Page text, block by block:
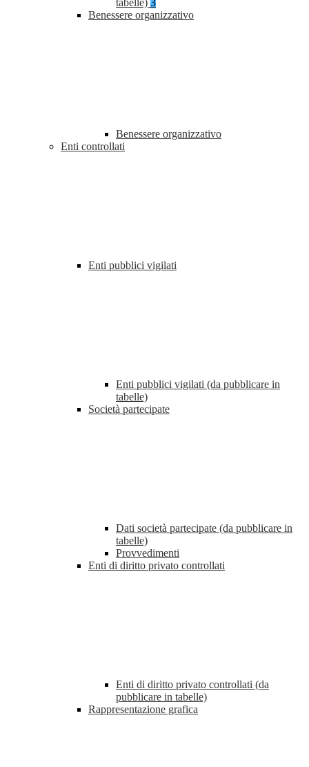
tabelle) 3
Benessere organizzativo
Benessere organizzativo
Enti controllati
Enti pubblici vigilati
Enti pubblici vigilati (da pubblicare in
tabelle)
Società partecipate
Dati società partecipate (da pubblicare in
tabelle)
Provvedimenti
Enti di diritto privato controllati
Enti di diritto privato controllati (da
pubblicare in tabelle)
Rappresentazione grafica